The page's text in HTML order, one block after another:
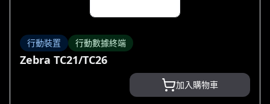
行動裝置 行動數據終端
Zebra TC21/TC26
加入購物車